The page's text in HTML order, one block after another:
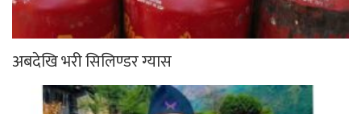
अबदेखि भरी सिलिण्डर ग्यास